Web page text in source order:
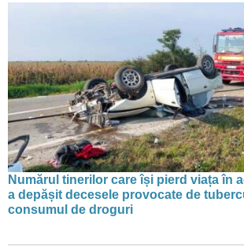
Numărul tinerilor care își pierd viața în
a depășit decesele provocate de
consumul de droguri